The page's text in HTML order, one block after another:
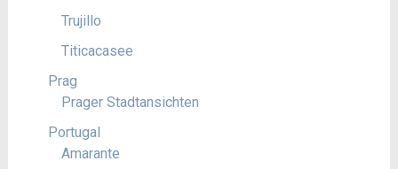
Trujillo
Titicacasee
Prag
Prager Stadtansichten
Portugal
Amarante